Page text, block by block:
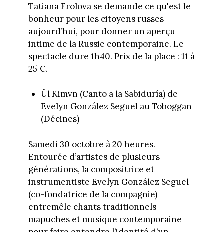
Tatiana Frolova se demande ce qu'est le
bonheur pour les citoyens russes
aujourd’hui, pour donner un aperçu
intime de la Russie contemporaine. Le
spectacle dure 1h40. Prix de la place : 11 à
25 €.
Ül Kimvn (Canto a la Sabiduría) de
Evelyn González Seguel au Toboggan
(Décines)
Samedi 30 octobre à 20 heures.
Entourée d’artistes de plusieurs
générations, la compositrice et
instrumentiste Evelyn González Seguel
(co-fondatrice de la compagnie)
entremêle chants traditionnels
mapuches et musique contemporaine